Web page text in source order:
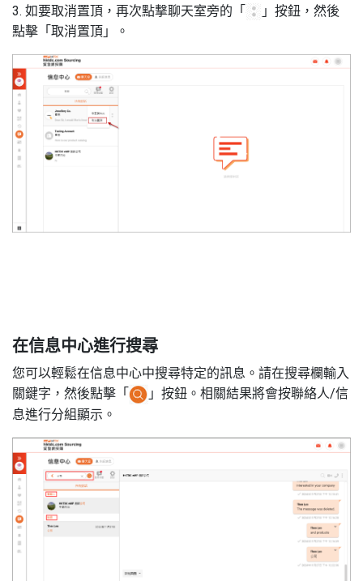
3. 如要取消置頂，再次點撃聊天室旁的「
」按鈕，然後
點擊「取消置頂」。
在信息中心進行搜尋
您可以輕鬆在信息中心中搜尋特定的訊息。請在搜尋欄輸入
關鍵字，然後點擊「
」按鈕。相關結果將會按聯絡人/信
息進行分組顯示。